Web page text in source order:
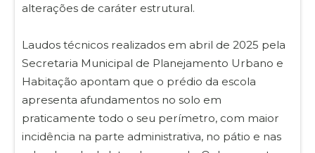
alterações de caráter estrutural.
Laudos técnicos realizados em abril de 2025 pela
Secretaria Municipal de Planejamento Urbano e
Habitação apontam que o prédio da escola
apresenta afundamentos no solo em
praticamente todo o seu perímetro, com maior
incidência na parte administrativa, no pátio e nas